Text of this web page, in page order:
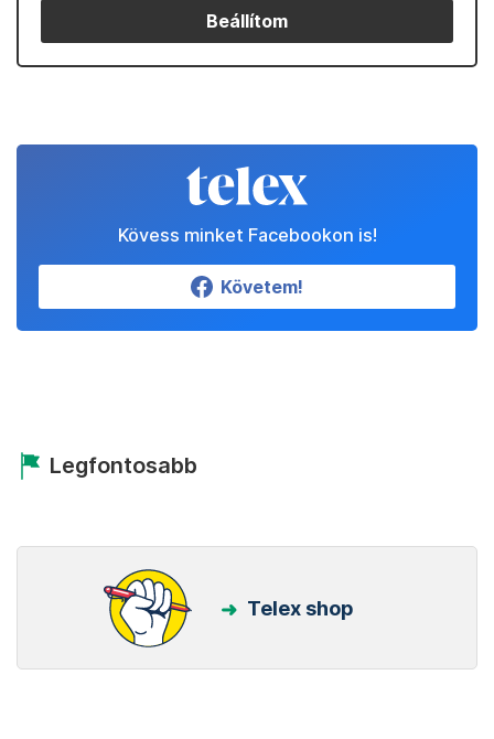
Beállítom
Kövess minket Facebookon is!
Követem!
Legfontosabb
Telex shop